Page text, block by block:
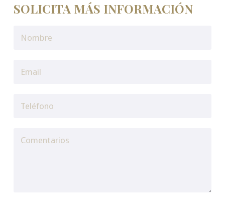
SOLICITA MÁS INFORMACIÓN